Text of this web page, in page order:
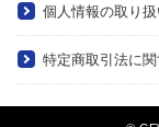
個人情報の取り
特定商取引法に